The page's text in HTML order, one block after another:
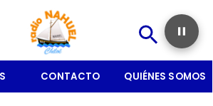
CONTACTO QUIÉNES SOMOS